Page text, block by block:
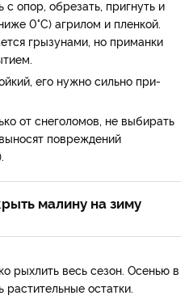
опор, обрезать, пригнуть и
0°С) агрилом и пленкой.
гры­зунами, но приманки
его нужно сильно при­
от снеголомов, не выбирать
повреждений
малину на зиму
рыхлить весь сезон. Осенью в
остат­ки.